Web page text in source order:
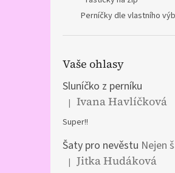
Perníčky dle vlastního
Vaše ohlasy
Sluníčko z perníku
Hodnocení produktu je 5 z 5
| Ivana Havlíčková
Super!!
Šaty pro nevěstu Nejen šaty i
Hodnocení produktu je 5 z 5
| Jitka Hudáková